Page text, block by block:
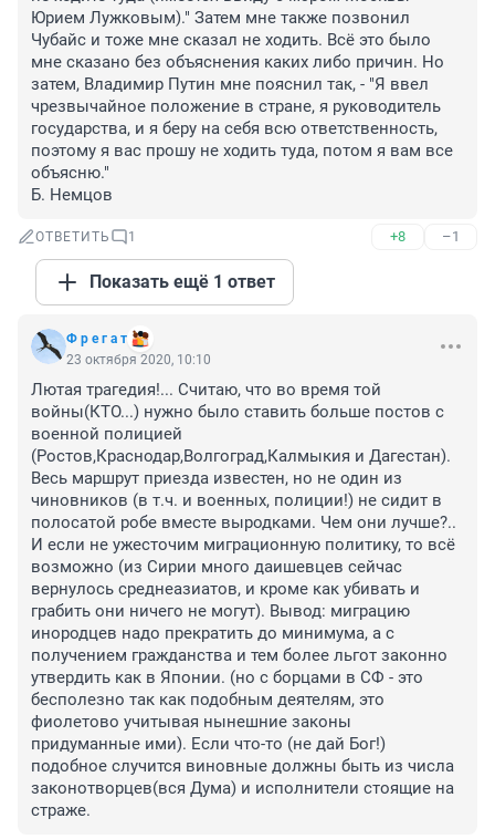
Юрием Лужковым)." Затем мне также позвонил
Чубайс и тоже мне сказал не ходить. Всё это было
мне сказано без объяснения каких либо причин. Но
затем, Владимир Путин мне пояснил так, - "Я ввел
чрезвычайное положение в стране, я руководитель
государства, и я беру на себя всю ответственность,
поэтому я вас прошу не ходить туда, потом я вам все
объясню."
Б. Немцов
ОТВЕТИТЬ 1 +8 –1
Показать ещё 1 ответ
Ф р е г а т
23 октября 2020, 10:10
Лютая трагедия!... Считаю, что во время той
войны(КТО...) нужно было ставить больше постов с
военной полицией
(Ростов,Краснодар,Волгоград,Калмыкия и Дагестан).
Весь маршрут приезда известен, но не один из
чиновников (в т.ч. и военных, полиции!) не сидит в
полосатой робе вместе выродками. Чем они лучше?..
И если не ужесточим миграционную политику, то всё
возможно (из Сирии много даишевцев сейчас
вернулось среднеазиатов, и кроме как убивать и
грабить они ничего не могут). Вывод: миграцию
инородцев надо прекратить до минимума, а с
получением гражданства и тем более льгот законно
утвердить как в Японии. (но с борцами в СФ - это
бесполезно так как подобным деятелям, это
фиолетово учитывая нынешние законы
придуманные ими). Если что-то (не дай Бог!)
подобное случится виновные должны быть из числа
законотворцев(вся Дума) и исполнители стоящие на
страже.